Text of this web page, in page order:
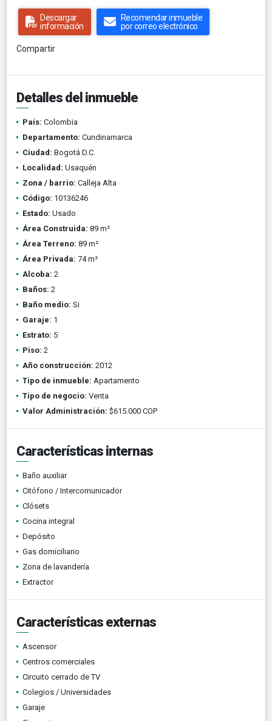
Descargar
información
Recomendar inmueble
por correo electrónico
Compartir
Detalles del inmueble
País: Colombia
Departamento: Cundinamarca
Ciudad: Bogotá D.C.
Localidad: Usaquén
Zona / barrio: Calleja Alta
Código: 10136246
Estado: Usado
Área Construida: 89 m²
Área Terreno: 89 m²
Área Privada: 74 m²
Alcoba: 2
Baños: 2
Baño medio: Si
Garaje: 1
Estrato: 5
Piso: 2
Año construcción: 2012
Tipo de inmueble: Apartamento
Tipo de negocio: Venta
Valor Administración: $615.000 COP
Características internas
Baño auxiliar
Citófono / Intercomunicador
Clósets
Cocina integral
Depósito
Gas domiciliario
Zona de lavandería
Extractor
Características externas
Ascensor
Centros comerciales
Circuito cerrado de TV
Colegios / Universidades
Garaje